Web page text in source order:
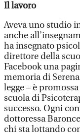
Il lavoro
Aveva uno studio
anche
ha insegnato
direttore della
Facebook una
memoria di
legge – è
scuola di
successo. Ogni
dottoressa
chi sta lottando